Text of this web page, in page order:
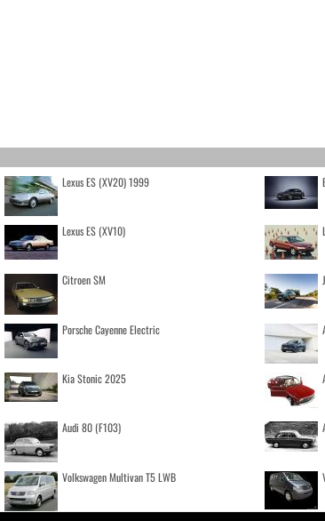
Lexus ES (XV20) 1999
Lexus ES (XV10)
Citroen SM
Porsche Cayenne Electric
Kia Stonic 2025
Audi 80 (F103)
Volkswagen Multivan T5 LWB